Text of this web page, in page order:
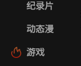
纪录片
动态漫
游戏